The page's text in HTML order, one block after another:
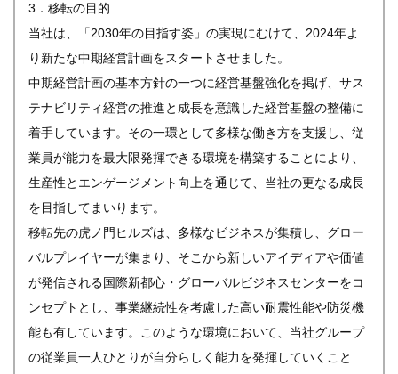
3．移転の目的
当社は、「2030年の目指す姿」の実現にむけて、2024年よ
り新たな中期経営計画をスタートさせました。
中期経営計画の基本方針の一つに経営基盤強化を掲げ、サス
テナビリティ経営の推進と成長を意識した経営基盤の整備に
着手しています。その一環として多様な働き方を支援し、従
業員が能力を最大限発揮できる環境を構築することにより、
生産性とエンゲージメント向上を通じて、当社の更なる成長
を目指してまいります。
移転先の虎ノ門ヒルズは、多様なビジネスが集積し、グロー
バルプレイヤーが集まり、そこから新しいアイディアや価値
が発信される国際新都心・グローバルビジネスセンターをコ
ンセプトとし、事業継続性を考慮した高い耐震性能や防災機
能も有しています。このような環境において、当社グループ
の従業員一人ひとりが自分らしく能力を発揮していくこと